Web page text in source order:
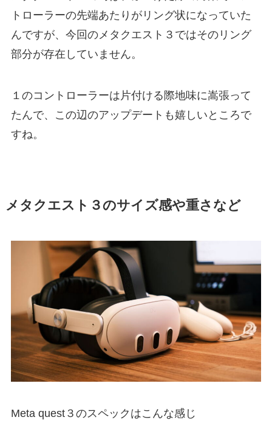
トローラーの先端あたりがリング状になっていた
んですが、今回のメタクエスト３ではそのリング
部分が存在していません。
１のコントローラーは片付ける際地味に嵩張って
たんで、この辺のアップデートも嬉しいところで
すね。
メタクエスト３のサイズ感や重さなど
Meta quest３のスペックはこんな感じ